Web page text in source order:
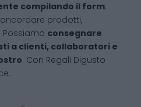
compilando il form:
prodotti,
Possiamo consegnare
a clienti, collaboratori e
. Con Regali Digusto